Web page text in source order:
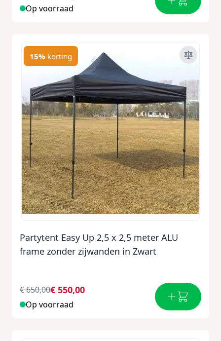
Op voorraad
15% korting
Partytent Easy Up 2,5 x 2,5 meter ALU
frame zonder zijwanden in Zwart
€ 550,00
€ 650,00
Op voorraad